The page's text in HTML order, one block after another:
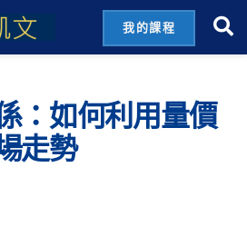
我的課程
：如何利用量價
走勢